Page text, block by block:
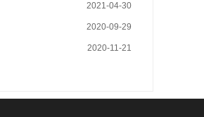
2021-04-30
2020-09-29
2020-11-21